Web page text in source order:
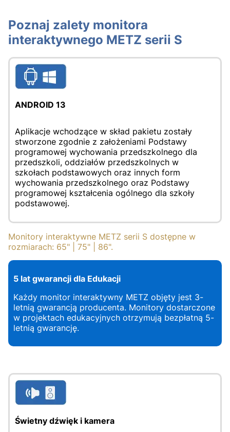
Poznaj zalety monitora
interaktywnego METZ serii S
ANDROID 13
Aplikacje wchodzące w skład pakietu zostały
stworzone zgodnie z założeniami Podstawy
programowej wychowania przedszkolnego dla
przedszkoli, oddziałów przedszkolnych w
szkołach podstawowych oraz innych form
wychowania przedszkolnego oraz Podstawy
programowej kształcenia ogólnego dla szkoły
podstawowej.
Monitory interaktywne METZ serii S dostępne w
rozmiarach: 65" | 75" | 86".
5 lat gwarancji dla Edukacji
Każdy monitor interaktywny METZ objęty jest 3-
letnią gwarancją producenta. Monitory dostarczone
w projektach edukacyjnych otrzymują bezpłatną 5-
letnią gwarancję.
Świetny dźwięk i kamera